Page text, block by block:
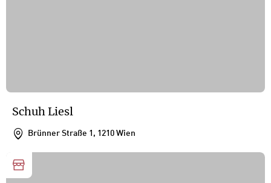
Schuh Liesl
Brünner Straße 1, 1210 Wien